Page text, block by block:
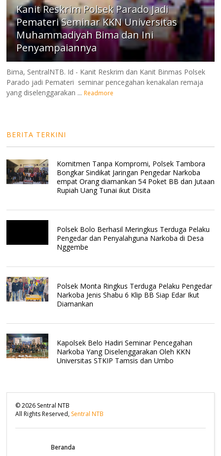
Kanit Reskrim Polsek Parado Jadi
Pemateri Seminar KKN Universitas
Muhammadiyah Bima dan Ini
Penyampaiannya
Bima, SentralNTB. Id - Kanit Reskrim dan Kanit Binmas Polsek
Parado jadi Pemateri seminar pencegahan kenakalan remaja
yang diselenggarakan ... Readmore
BERITA TERKINI
Komitmen Tanpa Kompromi, Polsek Tambora
Bongkar Sindikat Jaringan Pengedar Narkoba
empat Orang diamankan 54 Poket BB dan Jutaan
Rupiah Uang Tunai ikut Disita
Polsek Bolo Berhasil Meringkus Terduga Pelaku
Pengedar dan Penyalahguna Narkoba di Desa
Nggembe
Polsek Monta Ringkus Terduga Pelaku Pengedar
Narkoba Jenis Shabu 6 Klip BB Siap Edar Ikut
Diamankan
Kapolsek Belo Hadiri Seminar Pencegahan
Narkoba Yang Diselenggarakan Oleh KKN
Universitas STKIP Tamsis dan Umbo
©2026 Sentral NTB
All Rights Reserved, Sentral NTB
Beranda